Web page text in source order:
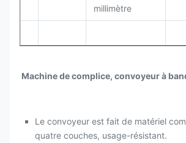
millimètre
Machine de complice, convoyeur à
Le convoyeur est fait de matériel
quatre couches, usage-résistant.